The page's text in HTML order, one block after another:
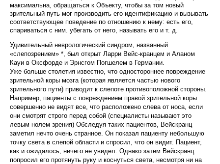
максимальна, обращаться к Объекту, чтобы за том новый
зрительный путь мог производить его иден­тификацию и вызывать
соответствующее поведение по отношению к нему: есть его,
спариваться с ним. убегать от него, называть его и т. д.
Удивительный неврологический синдром, на­званный
«слепозрением» *, был открыт Ларри Вейс-кранцем и Аланом
Кауи в Оксфорде и Эрнсгом Погшелем в Германии.
Уже больше столетия известно, что одностороннее повреждение
зрительной коры мозга (которая яв­ляется частью нового
зрительного пути) приводит к слепоте противоположной стороны.
Например, па­циенты с повреждением правой зрительной коры
совершенно не видят все, что расположено слева от носа, если
они смотрят строго перед собой (специа­листы называют это
левым нолем зрения) Обследуя таких пациентов, Вейскранц
заметил нечто очень странное. Он показал пациенту небольшую
точку света в слепой области и спросил, что он видит. Па­циент,
как и ожидалось, ничего не увидел. Однако затем Вейскранц
попросил его протянуть руку и кос­нуться света, несмотря ни на